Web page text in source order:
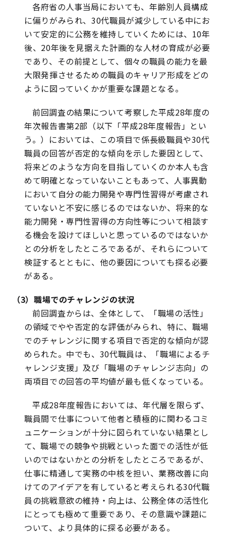
各府省の人事当局においても、年齢別人員構成
に偏りがみられ、30代職員が減少している中にお
いて安定的に公務を維持していくためには、10年
後、20年後を見据えた計画的な人材の育成が必要
であり、その前提として、個々の職員の能力を最
大限発揮させるための職員のキャリア形成をどの
ように図っていくかが重要な課題となる。
前回調査の結果について考察した平成28年度の
年次報告書第2部（以下「平成28年度報告」とい
う。）においては、この項目で係長級職員や30代
職員の回答が否定的な傾向を示した要因として、
将来どのような方向を目指していくのか本人も含
めて明確となっていないこともあって、人事異動
において自分の能力開発や専門性習得が考慮され
ていないと不安に感じるのではないか、将来的な
能力開発・専門性習得の方向性等について相談す
る機会を設けてほしいと思っているのではないか
との分析をしたところであるが、それらについて
検証するとともに、他の要因についても探る必要
がある。
（3）職場でのチャレンジの状況
前回調査からは、全体として、「職場の活性」
の領域でやや否定的な評価がみられ、特に、職場
でのチャレンジに関する項目で否定的な傾向が認
められた。中でも、30代職員は、「職場によるチ
ャレンジ支援」及び「職場のチャレンジ志向」の
両項目での回答の平均値が最も低くなっている。
平成28年度報告においては、年代層を限らず、
職員間で仕事について他者と積極的に関わるコミ
ュニケーションが十分に図られていない結果とし
て、職場での競争や挑戦といった面での活性が低
いのではないかとの分析をしたところであるが、
仕事に精通して実務の中核を担い、業務改善に向
けてのアイデアを有していると考えられる30代職
員の挑戦意欲の維持・向上は、公務全体の活性化
にとっても極めて重要であり、その意識や課題に
ついて、より具体的に探る必要がある。